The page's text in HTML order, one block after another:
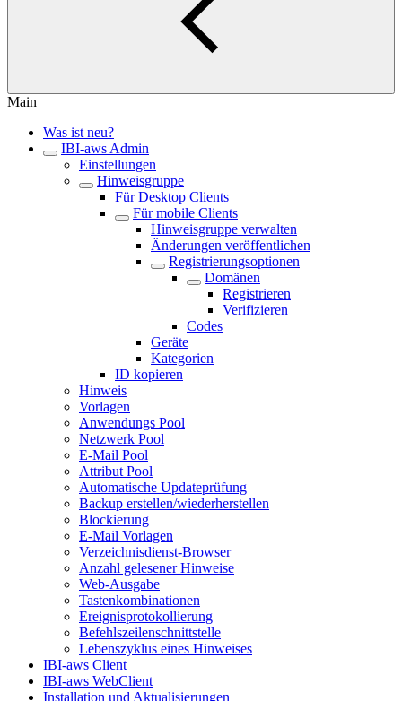
Main
Was ist neu?
IBI-aws Admin
Einstellungen
Hinweisgruppe
Für Desktop Clients
Für mobile Clients
Hinweisgruppe verwalten
Änderungen veröffentlichen
Registrierungsoptionen
Domänen
Registrieren
Verifizieren
Codes
Geräte
Kategorien
ID kopieren
Hinweis
Vorlagen
Anwendungs Pool
Netzwerk Pool
E-Mail Pool
Attribut Pool
Automatische Updateprüfung
Backup erstellen/wiederherstellen
Blockierung
E-Mail Vorlagen
Verzeichnisdienst-Browser
Anzahl gelesener Hinweise
Web-Ausgabe
Tastenkombinationen
Ereignisprotokollierung
Befehlszeilenschnittstelle
Lebenszyklus eines Hinweises
IBI-aws Client
IBI-aws WebClient
Installation und Aktualisierungen